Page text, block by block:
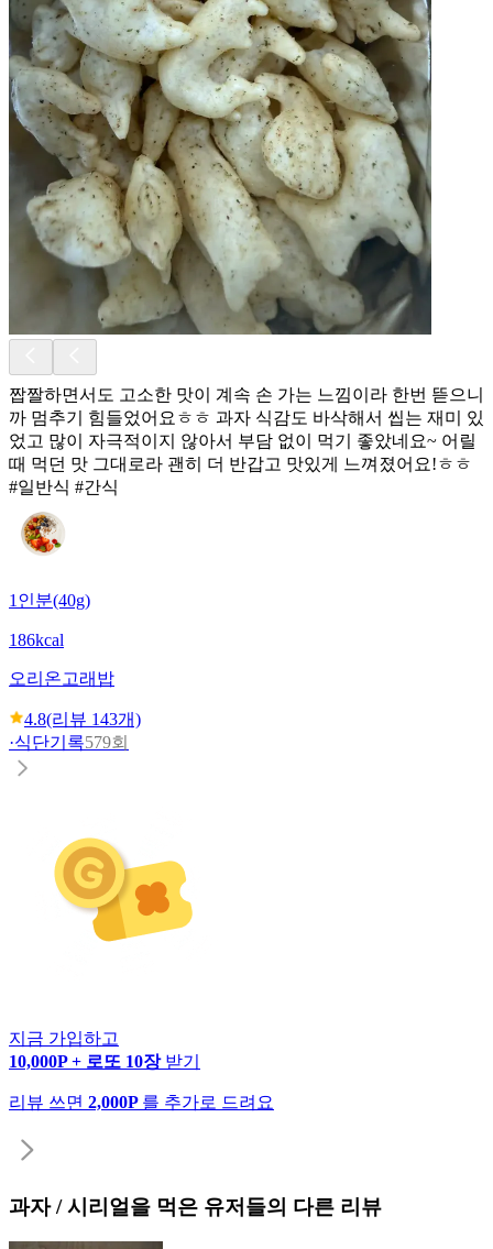
짭짤하면서도 고소한 맛이 계속 손 가는 느낌이라 한번 뜯으니
까 멈추기 힘들었어요ㅎㅎ 과자 식감도 바삭해서 씹는 재미 있
었고 많이 자극적이지 않아서 부담 없이 먹기 좋았네요~ 어릴
때 먹던 맛 그대로라 괜히 더 반갑고 맛있게 느껴졌어요!ㅎㅎ
#일반식 #간식
1인분(40g)
186kcal
오리온고래밥
4.8(리뷰 143개)
·식단기록579회
지금 가입하고
10,000P + 로또 10장 받기
리뷰 쓰면 2,000P 를 추가로 드려요
과자 / 시리얼을 먹은 유저들의 다른 리뷰